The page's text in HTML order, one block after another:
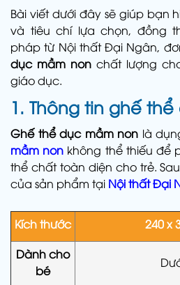
Bài viết dưới đây sẽ giúp bạn
và tiêu chí lựa chọn, đồng
pháp từ Nội thất Đại Ngân,
dục mầm non chất lượng
giáo dục.
1. Thông tin ghế
Ghế thể dục mầm non là
mầm non không thể thiếu để
thể chất toàn diện cho trẻ.
của sản phẩm tại Nội thất Đại
Kích thước
240 x
Dành cho
bé